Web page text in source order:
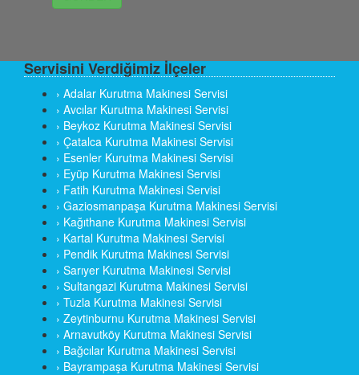
Servisini Verdiğimiz İlçeler
› Adalar Kurutma Makinesi Servisi
› Avcılar Kurutma Makinesi Servisi
› Beykoz Kurutma Makinesi Servisi
› Çatalca Kurutma Makinesi Servisi
› Esenler Kurutma Makinesi Servisi
› Eyüp Kurutma Makinesi Servisi
› Fatih Kurutma Makinesi Servisi
› Gaziosmanpaşa Kurutma Makinesi Servisi
› Kağıthane Kurutma Makinesi Servisi
› Kartal Kurutma Makinesi Servisi
› Pendik Kurutma Makinesi Servisi
› Sarıyer Kurutma Makinesi Servisi
› Sultangazi Kurutma Makinesi Servisi
› Tuzla Kurutma Makinesi Servisi
› Zeytinburnu Kurutma Makinesi Servisi
› Arnavutköy Kurutma Makinesi Servisi
› Bağcılar Kurutma Makinesi Servisi
› Bayrampaşa Kurutma Makinesi Servisi